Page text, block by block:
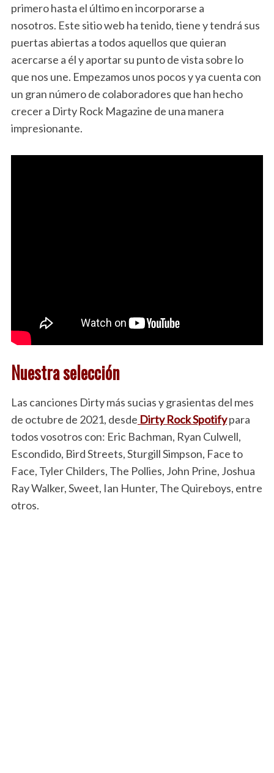
primero hasta el último en incorporarse a
nosotros. Este sitio web ha tenido, tiene y tendrá sus
puertas abiertas a todos aquellos que quieran
acercarse a él y aportar su punto de vista sobre lo
que nos une. Empezamos unos pocos y ya cuenta con
un gran número de colaboradores que han hecho
crecer a Dirty Rock Magazine de una manera
impresionante.
Nuestra selección
Las canciones Dirty más sucias y grasientas del mes
de octubre de 2021, desde Dirty Rock Spotifypara
todos vosotros con: Eric Bachman, Ryan Culwell,
Escondido, Bird Streets, Sturgill Simpson, Face to
Face, Tyler Childers, The Pollies, John Prine, Joshua
Ray Walker, Sweet, Ian Hunter, The Quireboys, entre
otros.